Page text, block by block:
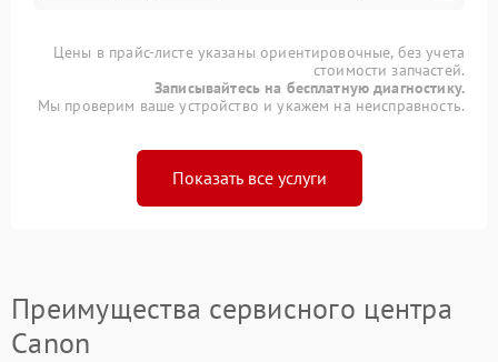
Цены в прайс-листе указаны ориентировочные, без учета
стоимости запчастей.
Записывайтесь на бесплатную диагностику.
Мы проверим ваше устройство и укажем на неисправность.
Показать все услуги
Преимущества сервисного центра
Canon